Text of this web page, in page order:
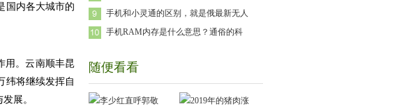
国内各大城市的
用。云南顺丰昆
纬将继续发挥自
展。
手机和小灵通的区别，就是俄最新无人
手机RAM内存是什么意思？通俗的科
随便看看